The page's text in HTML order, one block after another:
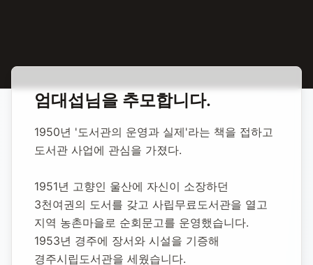
합동 추모 엄대섭 사회운동가
엄대섭 사회운동가
추모소 개설:2020년 11월 23일
8,324
엄대섭 님을 추모합니다.
1950년 '도서관의 운영과 실제'라는 책을 접하고
도서관 사업에 관심을 가졌다.
1951년 고향인 울산에 자신이 소장하던
3천여권의 도서를 갖고 사립무료도서관을 열고
지역 농촌마을로 순회문고를 운영했습니다.
1953년 경주에 장서와 시설을 기증해
경주시립도서관을 세웠습니다.